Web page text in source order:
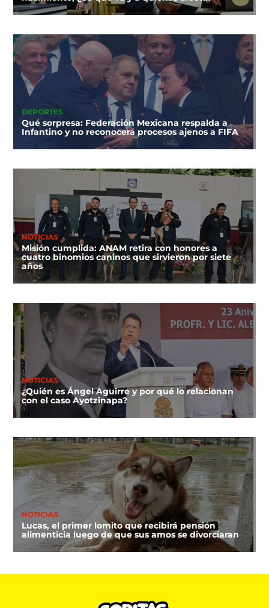
DEPORTES
Qué sorpresa: Federación Mexicana respalda a
Infantino y no reconocerá procesos ajenos a FIFA
NOTICIAS
Misión cumplida: ANAM retira con honores a
cuatro binomios caninos que sirvieron por siete
años
NOTICIAS
¿Quién es Ángel Aguirre y por qué lo relacionan
con el caso Ayotzinapa?
NOTICIAS
Lucas, el primer lomito que recibirá pensión
alimenticia luego de que sus amos se divorciaran